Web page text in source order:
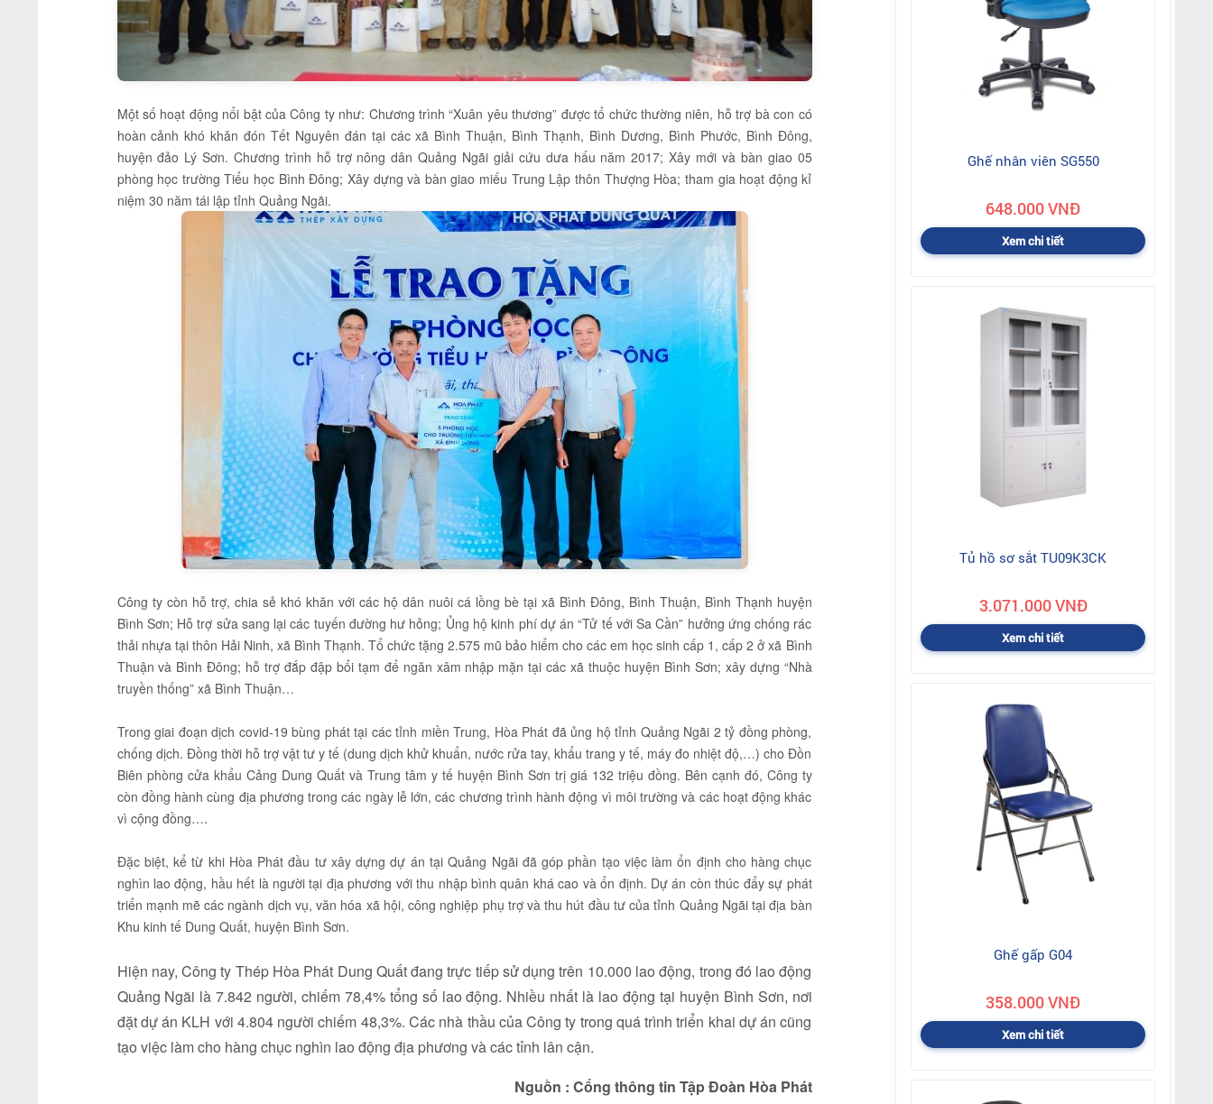
Một số hoạt động nổi bật của Công ty như: Chương trình “Xuân yêu thương” được tổ chức thường niên, hỗ trợ bà con có
hoàn cảnh khó khăn đón Tết Nguyên đán tại các xã Bình Thuận, Bình Thạnh, Bình Dương, Bình Phước, Bình Đông,
huyện đảo Lý Sơn. Chương trình hỗ trợ nông dân Quảng Ngãi giải cứu dưa hấu năm 2017; Xây mới và bàn giao 05
phòng học trường Tiểu học Bình Đông; Xây dựng và bàn giao miếu Trung Lập thôn Thượng Hòa; tham gia hoạt động kỉ
niệm 30 năm tái lập tỉnh Quảng Ngãi.
Công ty còn hỗ trợ, chia sẻ khó khăn với các hộ dân nuôi cá lồng bè tại xã Bình Đông, Bình Thuận, Bình Thạnh huyện
Bình Sơn; Hỗ trợ sửa sang lại các tuyến đường hư hỏng; Ủng hộ kinh phí dự án “Tử tế với Sa Cần” hưởng ứng chống rác
thải nhựa tại thôn Hải Ninh, xã Bình Thạnh. Tổ chức tặng 2.575 mũ bảo hiểm cho các em học sinh cấp 1, cấp 2 ở xã Bình
Thuận và Bình Đông; hỗ trợ đắp đập bổi tạm để ngăn xâm nhập mặn tại các xã thuộc huyện Bình Sơn; xây dựng “Nhà
truyền thống” xã Bình Thuận…
Trong giai đoạn dịch covid-19 bùng phát tại các tỉnh miền Trung, Hòa Phát đã ủng hộ tỉnh Quảng Ngãi 2 tỷ đồng phòng,
chống dịch. Đồng thời hỗ trợ vật tư y tế (dung dịch khử khuẩn, nước rửa tay, khẩu trang y tế, máy đo nhiệt độ,…) cho Đồn
Biên phòng cửa khẩu Cảng Dung Quất và Trung tâm y tế huyện Bình Sơn trị giá 132 triệu đồng. Bên cạnh đó, Công ty
còn đồng hành cùng địa phương trong các ngày lễ lớn, các chương trình hành động vì môi trường và các hoạt động khác
vì cộng đồng….
Đặc biệt, kể từ khi Hòa Phát đầu tư xây dựng dự án tại Quảng Ngãi đã góp phần tạo việc làm ổn định cho hàng chục
nghìn lao động, hầu hết là người tại địa phương với thu nhập bình quân khá cao và ổn định. Dự án còn thúc đẩy sự phát
triển mạnh mẽ các ngành dịch vụ, văn hóa xã hội, công nghiệp phụ trợ và thu hút đầu tư của tỉnh Quảng Ngãi tại địa bàn
Khu kinh tế Dung Quất, huyện Bình Sơn.
Hiện nay, Công ty Thép Hòa Phát Dung Quất đang trực tiếp sử dụng trên 10.000 lao động, trong đó lao động
Quảng Ngãi là 7.842 người, chiếm 78,4% tổng số lao động. Nhiều nhất là lao động tại huyện Bình Sơn, nơi
đặt dự án KLH với 4.804 người chiếm 48,3%. Các nhà thầu của Công ty trong quá trình triển khai dự án cũng
tạo việc làm cho hàng chục nghìn lao động địa phương và các tỉnh lân cận.
Nguồn : Cổng thông tin Tập Đoàn Hòa Phát
Ghế nhân viên SG550
648.000 VNĐ
Xem chi tiết
Tủ hồ sơ sắt TU09K3CK
3.071.000 VNĐ
Xem chi tiết
Ghế gấp G04
358.000 VNĐ
Xem chi tiết